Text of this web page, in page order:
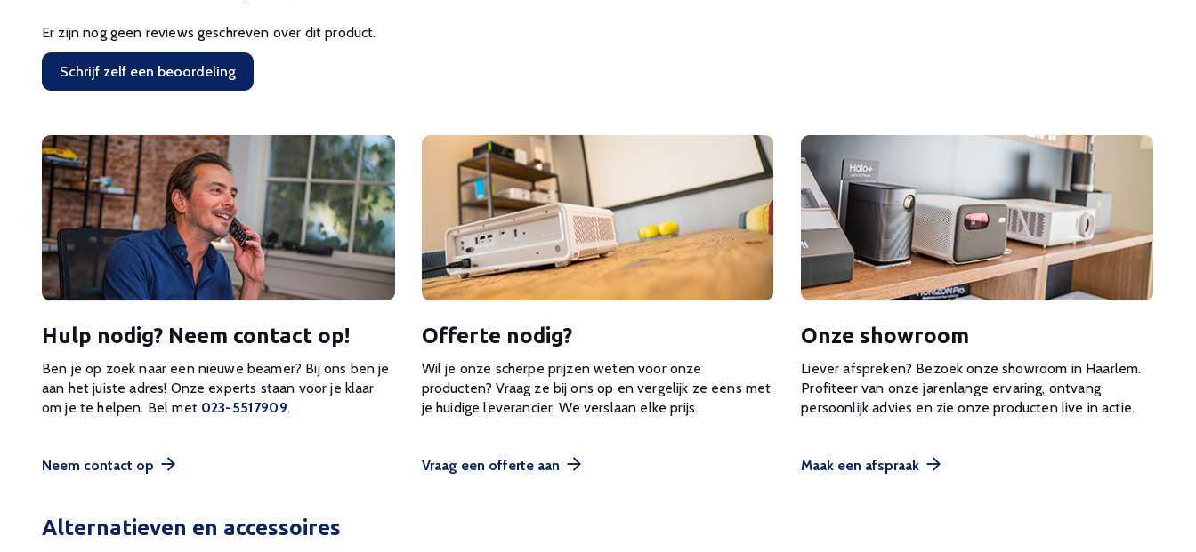
Er zijn nog geen reviews geschreven over dit product.
Schrijf zelf een beoordeling
Hulp nodig? Neem contact op!
Ben je op zoek naar een nieuwe beamer? Bij ons ben je
aan het juiste adres! Onze experts staan voor je klaar
om je te helpen. Bel met 023-5517909.
Neem contact op
Offerte nodig?
Wil je onze scherpe prijzen weten voor onze
producten? Vraag ze bij ons op en vergelijk ze eens met
je huidige leverancier. We verslaan elke prijs.
Vraag een offerte aan
Onze showroom
Liever afspreken? Bezoek onze showroom in Haarlem.
Profiteer van onze jarenlange ervaring, ontvang
persoonlijk advies en zie onze producten live in actie.
Maak een afspraak
Alternatieven en accessoires